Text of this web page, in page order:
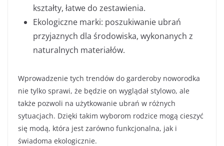
kształty, łatwe do zestawienia.
Ekologiczne marki: poszukiwanie ubrań
przyjaznych dla środowiska, wykonanych z
naturalnych materiałów.
Wprowadzenie tych trendów do garderoby noworodka
nie tylko sprawi, że będzie on wyglądał stylowo, ale
także pozwoli na użytkowanie ubrań w różnych
sytuacjach. Dzięki takim wyborom rodzice mogą cieszyć
się modą, która jest zarówno funkcjonalna, jak i
świadoma ekologicznie.